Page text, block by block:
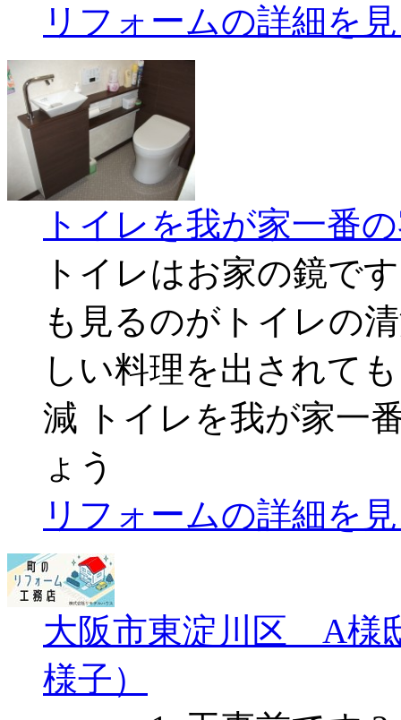
リフォームの詳細を
トイレを我が家一番
トイレはお家の鏡で
も見るのがトイレの
しい料理を出されて
減 トイレを我が家一
ょう
リフォームの詳細を
大阪市東淀川区 A様
様子）